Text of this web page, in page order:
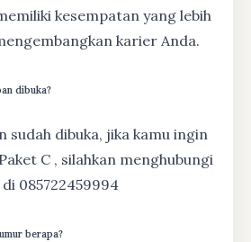
kesempatan yang lebih
karier Anda.
dibuka?
sudah dibuka, jika kamu ingin
C , silahkan menghubungi
085722459994
berapa?